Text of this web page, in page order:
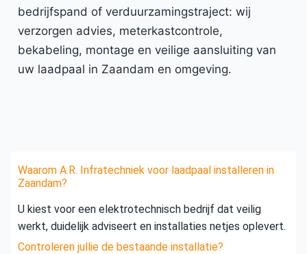
bedrijfspand of verduurzamingstraject: wij
verzorgen advies, meterkastcontrole,
bekabeling, montage en veilige aansluiting van
uw laadpaal in Zaandam en omgeving.
Waarom A.R. Infratechniek voor laadpaal installeren in
Zaandam?
U kiest voor een elektrotechnisch bedrijf dat veilig
werkt, duidelijk adviseert en installaties netjes oplevert.
Controleren jullie de bestaande installatie?